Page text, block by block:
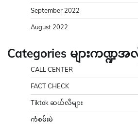
September 2022
August 2022
Categories များကဏ္ဍ
CALL CENTER
FACT CHECK
Tiktok ဆယ်လီများ
ကံစမ်းမဲ